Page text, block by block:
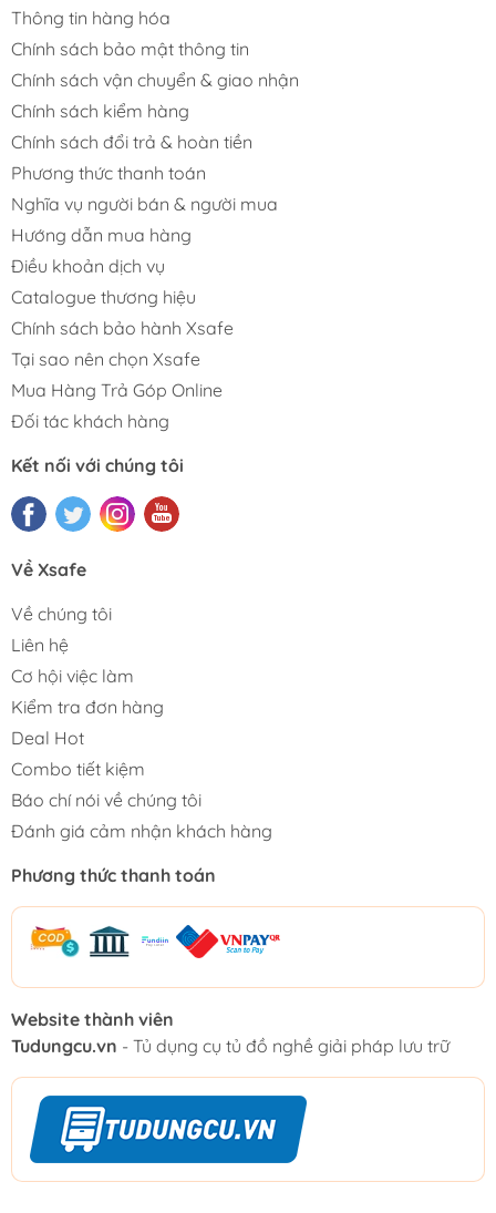
Thông tin hàng hóa
Chính sách bảo mật thông tin
Chính sách vận chuyển & giao nhận
Chính sách kiểm hàng
Chính sách đổi trả & hoàn tiền
Phương thức thanh toán
Nghĩa vụ người bán & người mua
Hướng dẫn mua hàng
Điều khoản dịch vụ
Catalogue thương hiệu
Chính sách bảo hành Xsafe
Tại sao nên chọn Xsafe
Mua Hàng Trả Góp Online
Đối tác khách hàng
Kết nối với chúng tôi
Về Xsafe
Về chúng tôi
Liên hệ
Cơ hội việc làm
Kiểm tra đơn hàng
Deal Hot
Combo tiết kiệm
Báo chí nói về chúng tôi
Đánh giá cảm nhận khách hàng
Phương thức thanh toán
Website thành viên
Tudungcu.vn - Tủ dụng cụ tủ đồ nghề giải pháp lưu trữ